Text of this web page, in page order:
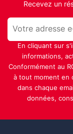
Recevez un
En cliquant sur
informations,
Conformément au
à tout moment en
dans chaque
données,